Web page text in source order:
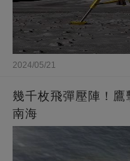
2024/05/21
幾千枚飛彈壓陣！
南海